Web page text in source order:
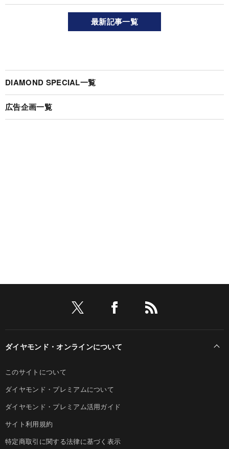
最新記事一覧
DIAMOND SPECIAL一覧
広告企画一覧
ダイヤモンド・オンラインについて
このサイトについて
ダイヤモンド・プレミアムについて
ダイヤモンド・プレミアム活用ガイド
サイト利用規約
特定商取引に関する法律に基づく表示